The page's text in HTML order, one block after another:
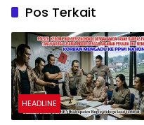
Pos Terkait
HEADLINE